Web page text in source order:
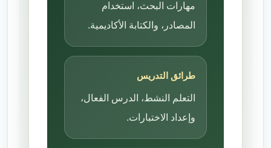
مهارات البحث، استخدام
المصادر، والكتابة الأكاديمية.
طرائق التدريس
التعلم النشط، الدرس الفعال،
وإعداد الاختبارات.